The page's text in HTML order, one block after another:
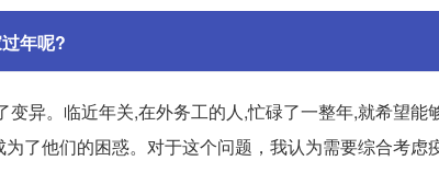
年呢?
异。临近年关,在外务工的人,忙碌了一整年,就希望能
了他们的困惑。对于这个问题，我认为需要综合考虑